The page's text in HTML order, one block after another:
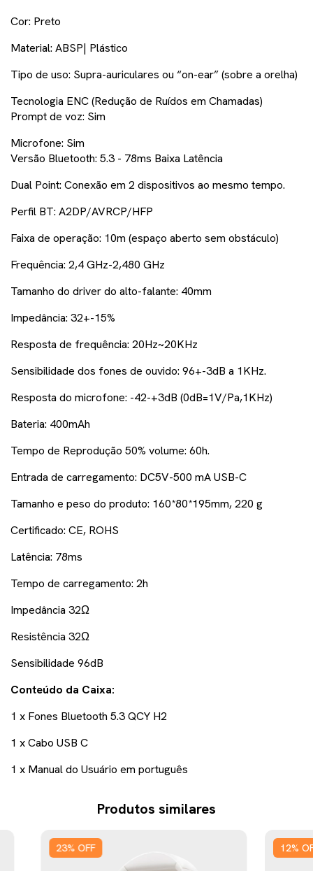
Cor: Preto
Material: ABSP| Plástico
Tipo de uso: Supra-auriculares ou “on-ear” (sobre a orelha)
Tecnologia ENC (Redução de Ruídos em Chamadas)
Prompt de voz: Sim
Microfone: Sim
Versão Bluetooth: 5.3 - 78ms Baixa Latência
Dual Point: Conexão em 2 dispositivos ao mesmo tempo.
Perfil BT: A2DP/AVRCP/HFP
Faixa de operação: 10m (espaço aberto sem obstáculo)
Frequência: 2,4 GHz-2,480 GHz
Tamanho do driver do alto-falante: 40mm
Impedância: 32+-15%
Resposta de frequência: 20Hz~20KHz
Sensibilidade dos fones de ouvido: 96+-3dB a 1KHz.
Resposta do microfone: -42-+3dB (0dB=1V/Pa,1KHz)
Bateria: 400mAh
Tempo de Reprodução 50% volume: 60h.
Entrada de carregamento: DC5V-500 mA USB-C
Tamanho e peso do produto: 160*80*195mm, 220 g
Certificado: CE, ROHS
Latência: 78ms
Tempo de carregamento: 2h
Impedância 32Ω
Resistência 32Ω
Sensibilidade 96dB
Conteúdo da Caixa:
1 x Fones Bluetooth 5.3 QCY H2
1 x Cabo USB C
1 x Manual do Usuário em português
Produtos similares
23% OFF 12%